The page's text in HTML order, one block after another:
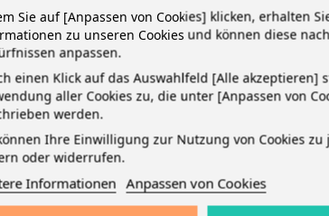
4-fach-Lochung · seidenglattes Optik Paper 90 g/m²
besitzt eine Kopfzeile zum Eintragen des Namen, der
Sie auf [Anpassen von Cookies] klicken, erhalten
zu unseren Cookies und können diese
anpassen.
einen Klick auf das Auswahlfeld [Alle akzeptieren]
aller Cookies zu, die unter [Anpassen von
werden.
Ihre Einwilligung zur Nutzung von Cookies zu
oder widerrufen.
Informationen Anpassen von Cookies